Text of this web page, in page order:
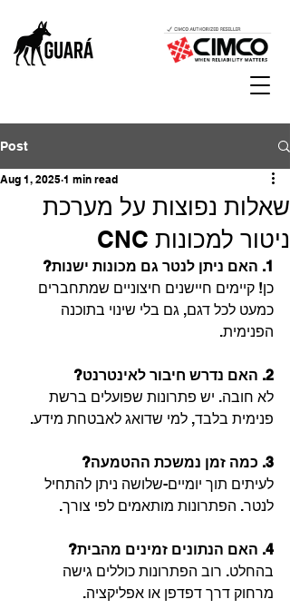
Post
שאלות נפוצות על מערכת
ניטור למכונות CNC
Aug 1, 2025 1 min read
1. האם ניתן לנטר גם מכונות ישנות?
כן! קיימים חיישנים חיצוניים שמתחברים
כמעט לכל דגם, גם בלי שינוי בתוכנה
הפנימית.
2. האם נדרש חיבור לאינטרנט?
לא חובה. יש פתרונות שפועלים ברשת
פנימית בלבד, למי שדואג לאבטחת מידע.
3. כמה זמן נמשכת ההטמעה?
לעיתים תוך יומיים-שלושה ניתן להתחיל
לנטר. הפתרונות מותאמים לפי צורך.
4. האם הנתונים זמינים מהבית?
בהחלט. רוב הפתרונות כוללים גישה
מרחוק דרך דפדפן או אפליקציה.